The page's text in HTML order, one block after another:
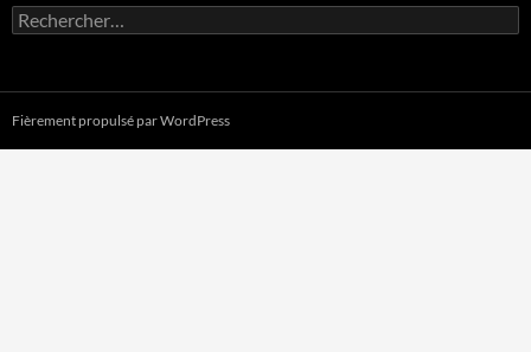
Rechercher :
Fièrement propulsé par WordPress